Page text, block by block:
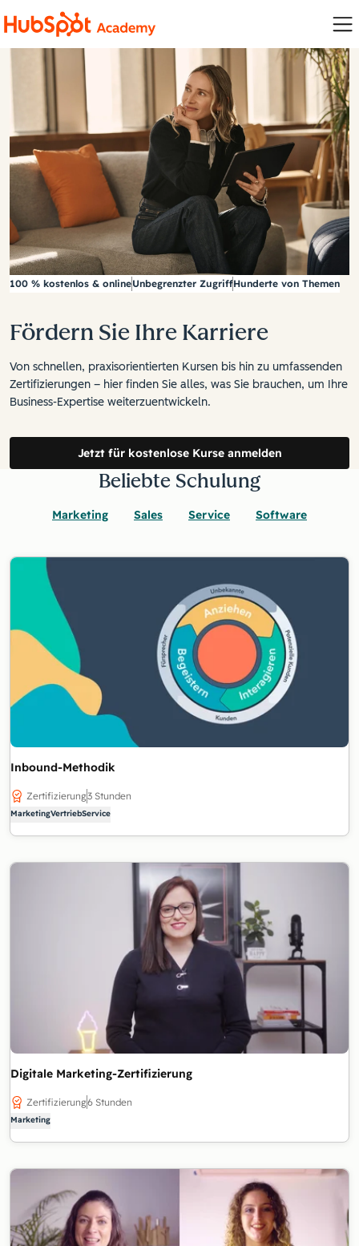
100 % kostenlos & onlineUnbegrenzter ZugriffHunderte von Themen
Fördern Sie Ihre Karriere
Von schnellen, praxisorientierten Kursen bis hin zu umfassenden
Zertifizierungen – hier finden Sie alles, was Sie brauchen, um Ihre
Business-Expertise weiterzuentwickeln.
Jetzt für kostenlose Kurse anmelden
Beliebte Schulung
Marketing Sales Service Software
Inbound-Methodik
Zertifizierung3 Stunden
MarketingVertriebService
Digitale Marketing-Zertifizierung
Zertifizierung6 Stunden
Marketing